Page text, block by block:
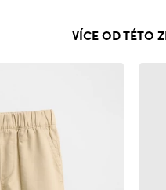
VÍCE OD TÉTO